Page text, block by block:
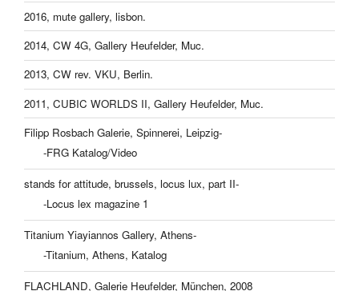
2016, mute gallery, lisbon.
2014, CW 4G, Gallery Heufelder, Muc.
2013, CW rev. VKU, Berlin.
2011, CUBIC WORLDS II, Gallery Heufelder, Muc.
Filipp Rosbach Galerie, Spinnerei, Leipzig-
-FRG Katalog/Video
stands for attitude, brussels, locus lux, part II-
-Locus lex magazine 1
Titanium Yiayiannos Gallery, Athens-
-Titanium, Athens, Katalog
FLACHLAND, Galerie Heufelder, München, 2008